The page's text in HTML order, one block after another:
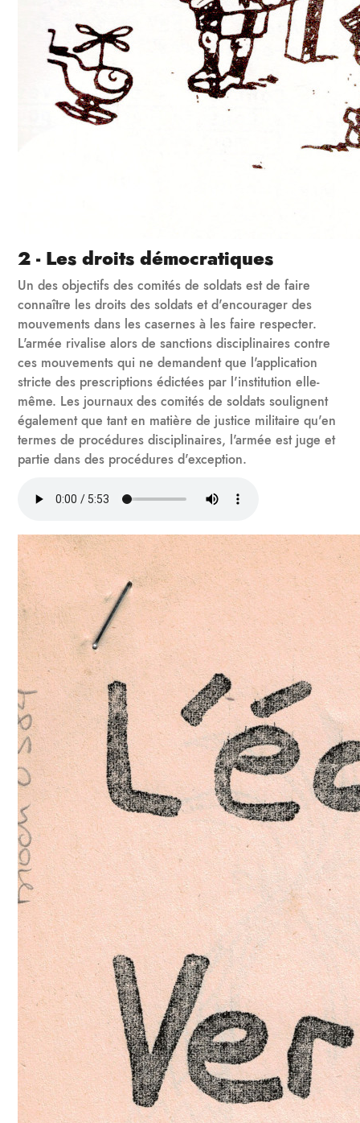
2 - Les droits démocratiques
Un des objectifs des comités de soldats est de faire
connaître les droits des soldats et d'encourager des
mouvements dans les casernes à les faire respecter.
L'armée rivalise alors de sanctions disciplinaires contre
ces mouvements qui ne demandent que l'application
stricte des prescriptions édictées par l'institution elle-
même. Les journaux des comités de soldats soulignent
également que tant en matière de justice militaire qu'en
termes de procédures disciplinaires, l'armée est juge et
partie dans des procédures d'exception.